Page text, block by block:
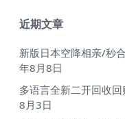
近期文章
新版日本空降相亲/秒
年8月8日
多语言全新二开回收回
8月3日